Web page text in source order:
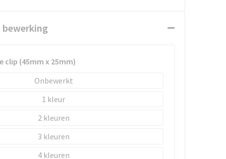
bewerking
clip (45mm x 25mm)
Onbewerkt
1
2
3
4